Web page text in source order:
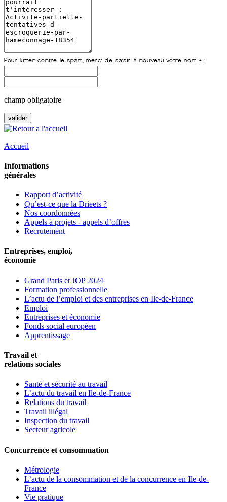
champ obligatoire
Accueil
Informations
générales
Rapport d’activité
Qu’est-ce que la Drieets ?
Nos coordonnées
Appels à projets - appels d’offres
Recrutement
Entreprises, emploi,
économie
Grand Paris et JOP 2024
Formation professionnelle
L’actu de l’emploi et des entreprises en Ile-de-France
Emploi
Entreprises et économie
Fonds social européen
Apprentissage
Travail et
relations sociales
Santé et sécurité au travail
L’actu du travail en Ile-de-France
Relations du travail
Travail illégal
Inspection du travail
Secteur agricole
Concurrence et consommation
Métrologie
L’actu de la consommation et de la concurrence en Ile-de-
France
Vie pratique